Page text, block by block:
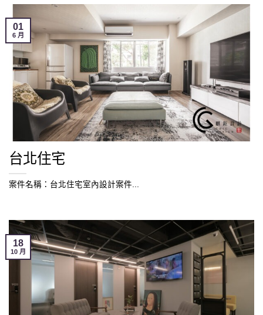
台北住宅
案件名稱：台北住宅室內設計案件...
01
6 月
18
10 月